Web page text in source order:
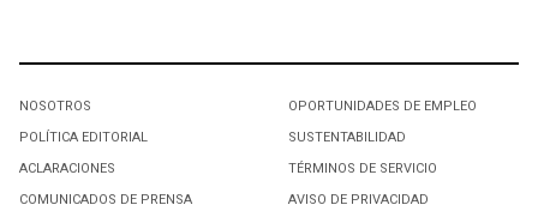
NOSOTROS
POLÍTICA EDITORIAL
ACLARACIONES
COMUNICADOS DE PRENSA
OPORTUNIDADES DE EMPLEO
SUSTENTABILIDAD
TÉRMINOS DE SERVICIO
AVISO DE PRIVACIDAD